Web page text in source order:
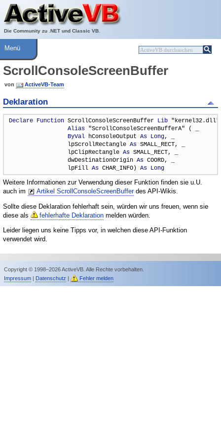
Die Community zu .NET und Classic VB.
Über ActiveVB
Hilfe
Menü
ScrollConsoleScreenBuffer
von ActiveVB-Team
Deklaration
Declare Function ScrollConsoleScreenBuffer Lib "kernel32.dll"
Alias "ScrollConsoleScreenBufferA" ( _
ByVal hConsoleOutput As Long, _
                 lpScrollRectangle
As SMALL_RECT, _
                 lpClipRectangle
As SMALL_RECT, _
                 dwDestinationOrigin
As COORD, _
                 lpFill
As CHAR_INFO) As Long
Weitere Informationen zur Verwendung dieser Funktion finden sie u.U.
auch im
Artikel ScrollConsoleScreenBufferdes API-Wikis.
Sollte diese Deklaration fehlerhaft sein, würden wir uns freuen, wenn sie
diese als
fehlerhafte Deklaration melden würden.
Leider liegen uns keine Tipps vor, in welchen diese API-Funktion
verwendet wird.
Copyright © 1998–2026 ActiveVB. Alle Rechte vorbehalten.
Impressum| Datenschutz | Fehler melden